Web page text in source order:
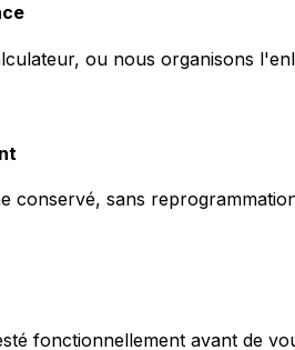
ou nous organisons
conservé, sans
fonctionnellement avant de